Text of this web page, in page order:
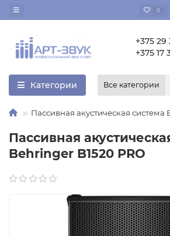
0
+375 29
+375 17
Категории Все категории
Пассивная акустическая система
Пассивная
Behringer B1520 PRO